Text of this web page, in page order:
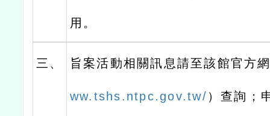
用。
三、 旨案活動相關訊息請至該館官方
ww.tshs.ntpc.gov.tw/ ）查詢；